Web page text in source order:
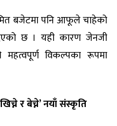
बजेटमा पनि आफूले चाहेको
छ । यही कारण जेनजी
विकल्पका रूपमा
र बेच्ने’ नयाँ संस्कृति